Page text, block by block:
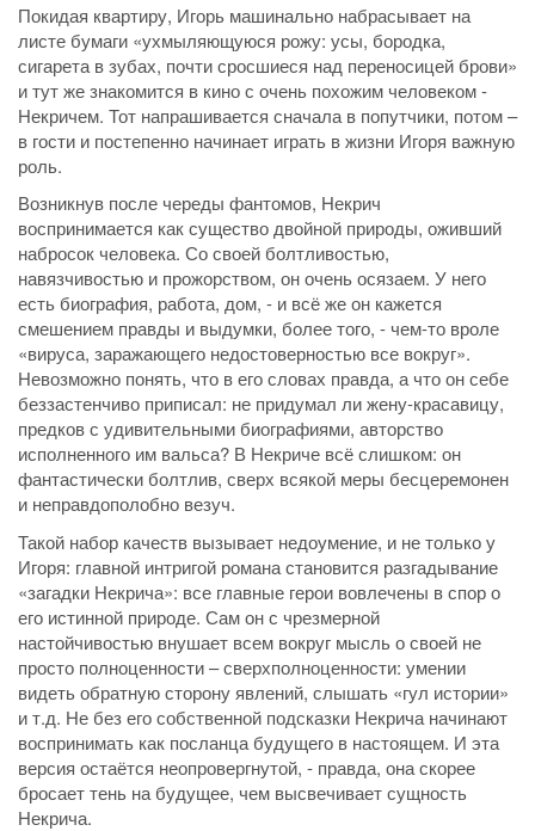
Покидая квартиру, Игорь машинально набрасывает на
листе бумаги «ухмыляющуюся рожу: усы, бородка,
сигарета в зубах, почти сросшиеся над переносицей брови»
и тут же знакомится в кино с очень похожим человеком -
Некричем. Тот напрашивается сначала в попутчики, потом –
в гости и постепенно начинает играть в жизни Игоря важную
роль.
Возникнув после череды фантомов, Некрич
воспринимается как существо двойной природы, оживший
набросок человека. Со своей болтливостью,
навязчивостью и прожорством, он очень осязаем. У него
есть биография, работа, дом, - и всё же он кажется
смешением правды и выдумки, более того, - чем-то вроле
«вируса, заражающего недостоверностью все вокруг».
Невозможно понять, что в его словах правда, а что он себе
беззастенчиво приписал: не придумал ли жену-красавицу,
предков с удивительными биографиями, авторство
исполненного им вальса? В Некриче всё слишком: он
фантастически болтлив, сверх всякой меры бесцеремонен
и неправдополобно везуч.
Такой набор качеств вызывает недоумение, и не только у
Игоря: главной интригой романа становится разгадывание
«загадки Некрича»: все главные герои вовлечены в спор о
его истинной природе. Сам он с чрезмерной
настойчивостью внушает всем вокруг мысль о своей не
просто полноценности – сверхполноценности: умении
видеть обратную сторону явлений, слышать «гул истории»
и т.д. Не без его собственной подсказки Некрича начинают
воспринимать как посланца будущего в настоящем. И эта
версия остаётся неопровергнутой, - правда, она скорее
бросает тень на будущее, чем высвечивает сущность
Некрича.